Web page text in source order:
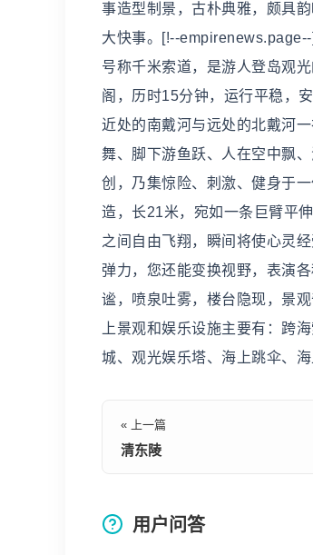
事造型制景，古朴典雅，颇具
大快事。[!--
号称千米索道，是游人登岛观
阁，历时15分钟，运行平稳，
近处的南戴河与远处的北戴河
舞、脚下游鱼跃、人在空中飘
创，乃集惊险、刺激、健身于
造，长21米，宛如一条巨臂平
之间自由飞翔，瞬间将使心灵
弹力，您还能变换视野，表演
谧，喷泉吐雾，楼台隐现，景
上景观和娱乐设施主要有：跨
城、观光娱乐塔、海上跳伞、
« 上一篇
清东陵
用户问答